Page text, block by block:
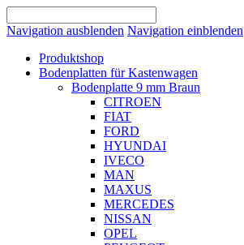
Navigation ausblenden Navigation einblenden
Produktshop
Bodenplatten für Kastenwagen
Bodenplatte 9 mm Braun
CITROEN
FIAT
FORD
HYUNDAI
IVECO
MAN
MAXUS
MERCEDES
NISSAN
OPEL